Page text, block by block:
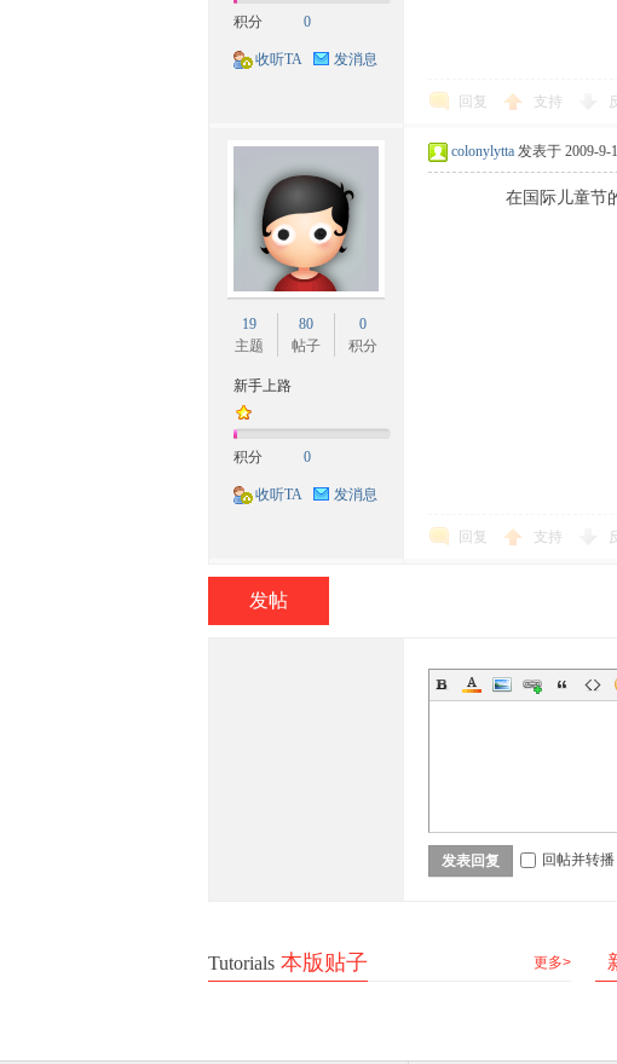
积分 0
收听TA 发消息
回复 支持
19
主题
80
帖子
0
积分
新手上路
积分 0
收听TA 发消息
colonylytta 发表于 2009-9-
在国际儿童节的今天
回复 支持
发帖
发表回复 回帖并转播
Tutorials 本版贴子 更多>